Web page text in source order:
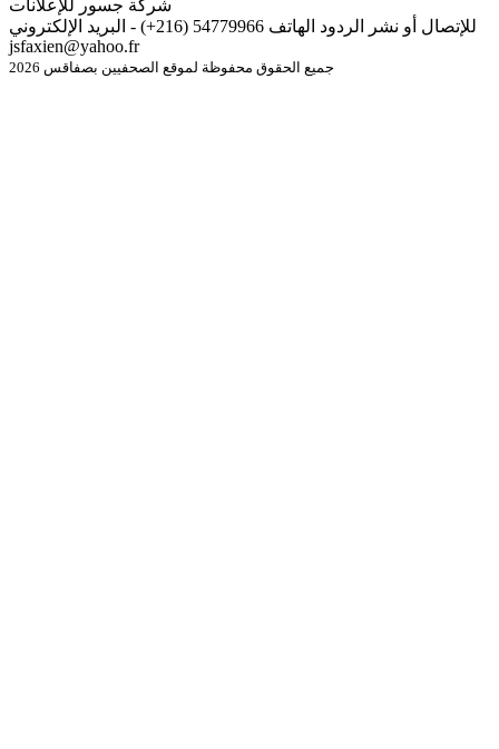
شركة جسور للإعلانات
للإتصال أو نشر الردود الهاتف 54779966 (216+) - البريد الإلكتروني
jsfaxien@yahoo.fr
جميع الحقوق محفوظة لموقع الصحفيين بصفاقس 2026